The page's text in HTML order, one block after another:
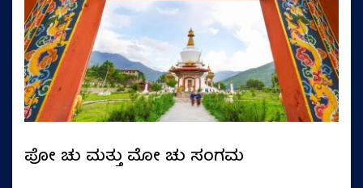
ಪೋ ಚು ಮತ್ತು ಮೋ ಚು ಸಂಗಮ